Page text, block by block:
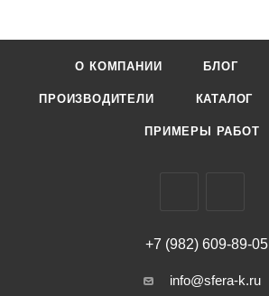
О КОМПАНИИ БЛОГ
ПРОИЗВОДИТЕЛИ КАТАЛОГ
ПРИМЕРЫ РАБОТ
+7 (982) 609-89-05
info@sfera-k.ru